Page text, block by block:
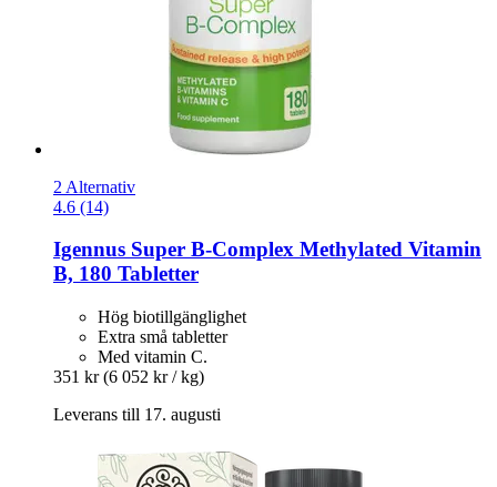
2 Alternativ
4.6 (14)
Igennus Super B-​Complex Methylated Vitamin
B, 180 Tabletter
Hög biotillgänglighet
Extra små tabletter
Med vitamin C.
351 kr (6 052 kr / kg)
Leverans till 17. augusti